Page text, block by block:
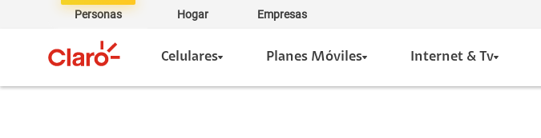
Personas Hogar Empresas
Celulares Planes Móviles Internet & Tv